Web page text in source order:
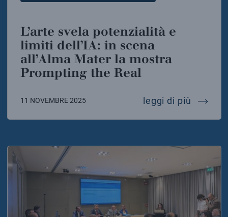
L’arte svela potenzialità e
limiti dell’IA: in scena
all’Alma Mater la mostra
Prompting the Real
11 NOVEMBRE 2025 leggi di più l’arte